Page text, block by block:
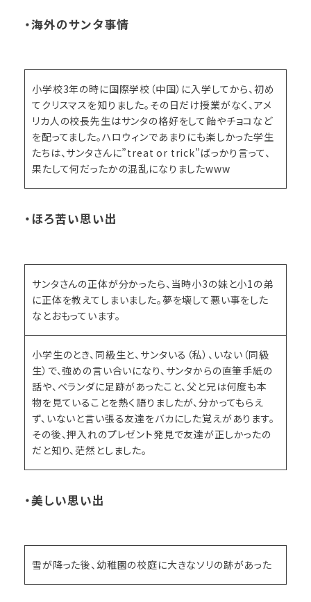
・海外のサンタ事情
小学校3年の時に国際学校（中国）に入学してから、初め
てクリスマスを知りました。その日だけ授業がなく、アメ
リカ人の校長先生はサンタの格好をして飴やチョコなど
を配ってました。ハロウィンであまりにも楽しかった学生
たちは、サンタさんに”treat or trick”ばっかり言って、
果たして何だったかの混乱になりましたwww
・ほろ苦い思い出
サンタさんの正体が分かったら、当時小3の妹と小1の弟
に正体を教えてしまいました。夢を壊して悪い事をした
なとおもっています。
小学生のとき、同級生と、サンタいる（私）、いない（同級
生）で、強めの言い合いになり、サンタからの直筆手紙の
話や、ベランダに足跡があったこと、父と兄は何度も本
物を見ていることを熱く語りましたが、分かってもらえ
ず、いないと言い張る友達をバカにした覚えがあります。
その後、押入れのプレゼント発見で友達が正しかったの
だと知り、茫然としました。
・美しい思い出
雪が降った後、幼稚園の校庭に大きなソリの跡があった